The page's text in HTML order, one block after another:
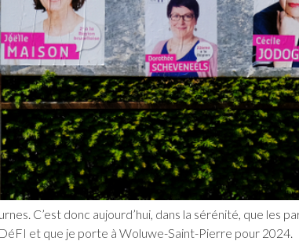
C’est donc aujourd’hui, dans la sérénité, que les
et que je porte à Woluwe-Saint-Pierre pour 2024.